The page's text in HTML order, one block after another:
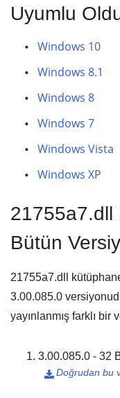
Uyumlu
Windows 10
Windows 8.1
Windows 8
Windows 7
Windows Vista
Windows XP
21755a7.dll
Bütün
21755a7.dll
3.00.085.0
yayınlanmış farklı bir
3.00.085.0 - 32
Doğrudan bu
